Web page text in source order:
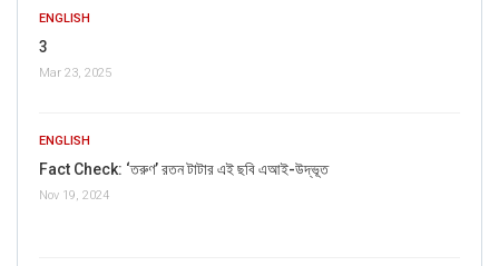
ENGLISH
3
Mar 23, 2025
ENGLISH
Fact Check: ‘তরুণ’ রতন টাটার এই ছবি এআই-উদ্ভূত
Nov 19, 2024